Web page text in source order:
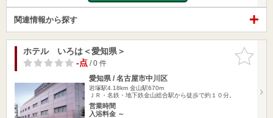
関連情報から探す
お気に入
りに追加
ホテル いろは＜愛知県＞
-点/ 0 件
愛知県 / 名古屋市中川区
岩塚駅4.18km 金山駅670m
ＪＲ・名鉄・地下鉄金山総合駅から徒歩で約１０分。
営業時間
入浴料金 ～